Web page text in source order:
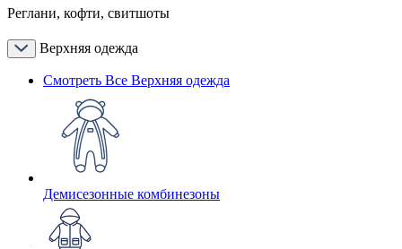
Реглани, кофти, свитшоты
Верхняя одежда
Смотреть Все Верхняя одежда
Демисезонные комбинезоны